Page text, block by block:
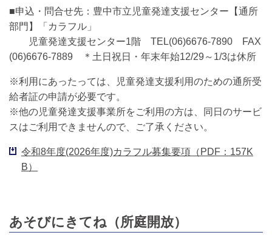
■申込・問合せ先：豊中市立児童発達支援センター【通所
部門】「カラフル」
児童発達支援センター1階 TEL(06)6676-7890 FAX
(06)6676-7889 ＊土日祝日・年末年始12/29～1/3は休所
※利用にあったっては、児童発達支援利用のための通所受
給者証の申請が必要です。
※他の児童発達支援事業所をご利用の方は、同日のサービ
スはご利用できませんので、ご了承ください。
令和8年度(2026年度)カラフル募集要項（PDF：157K
B）
あそびにきてね（所庭開放）